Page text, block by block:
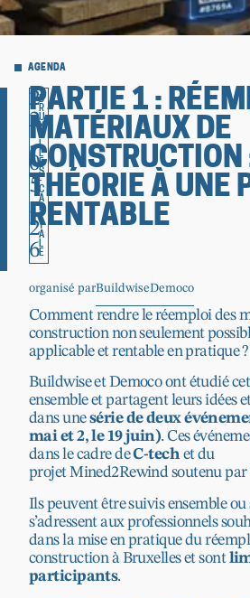
AGENDA
2
2
.
0
5
.
2
6
B
R
U
X
E
L
L
E
S
-
C
A
P
T
A
L
E
PARTIE 1 :
MATÉRIAUX DE
CONSTRUCTION
THÉORIE À UNE
RENTABLE
organisé parBuildwiseDemoco
Comment rendre le réemploi des
construction non seulement
applicable et rentable en pratique ?
Buildwise et Democo ont étudié
ensemble et partagent leurs idées
dans unesérie de deux
mai et 2, le 19 juin). Ces
dans le cadre deC-techet du
projetMined2Rewindsoutenu par
Ils peuvent être suivis ensemble ou
s’adressent aux professionnels
dans la mise en pratique du
construction à Bruxelles et sont
participants.